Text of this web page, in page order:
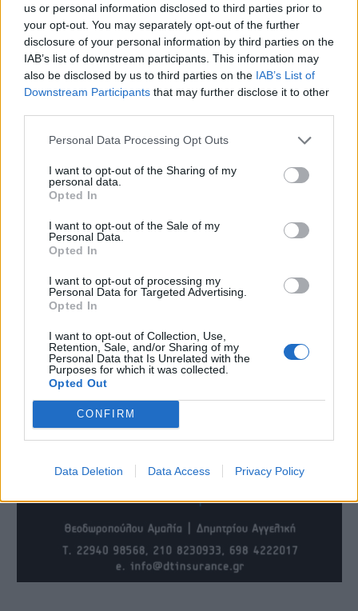
us or personal information disclosed to third parties prior to
your opt-out. You may separately opt-out of the further
disclosure of your personal information by third parties on the
IAB’s list of downstream participants. This information may
also be disclosed by us to third parties on the IAB’s List of
Downstream Participants that may further disclose it to other
Personal Data Processing Opt Outs
I want to opt-out of the Sharing of my
personal data.
Opted In
I want to opt-out of the Sale of my
Personal Data.
Opted In
I want to opt-out of processing my
Personal Data for Targeted Advertising.
Opted In
I want to opt-out of Collection, Use,
Retention, Sale, and/or Sharing of my
Personal Data that Is Unrelated with the
Purposes for which it was collected.
Opted Out
CONFIRM
Data Deletion Data Access Privacy Policy
Πνευματικό Κέντρο Αγίου Στεφάνου
Εθελοντική Αιμοδοσία “Δήμητρα & Γιάννης”
Γιατί η μνήμη γίνεται πράξη.
Σε περιμένουμε!